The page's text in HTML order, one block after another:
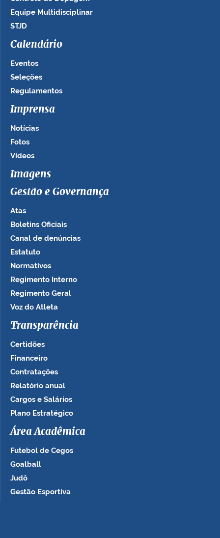
Equipe Multidisciplinar
STJD
Calendário
Eventos
Seleções
Regulamentos
Imprensa
Notícias
Fotos
Vídeos
Imagens
Gestão e Governança
Atas
Boletins Oficiais
Canal de denúncias
Estatuto
Normativos
Regimento Interno
Regimento Geral
Voz do Atleta
Transparência
Certidões
Financeiro
Contratações
Relatório anual
Cargos e Salários
Plano Estratégico
Área Acadêmica
Futebol de Cegos
Goalball
Judô
Gestão Esportiva